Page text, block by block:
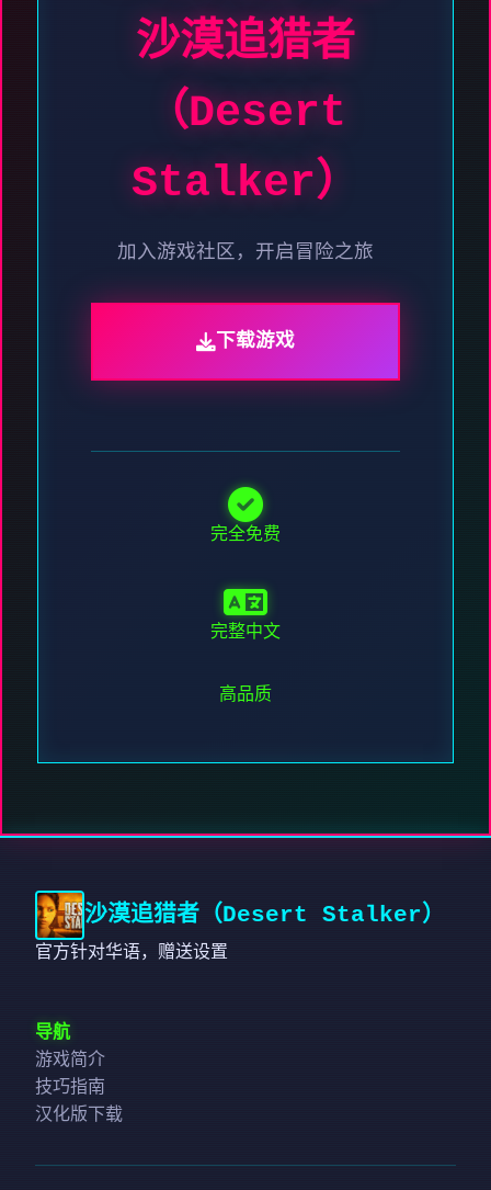
沙漠追猎者
（Desert
Stalker）
加入游戏社区，开启冒险之旅
下载游戏
完全免费
完整中文
高品质
沙漠追猎者（Desert Stalker）
官方针对华语，赠送设置
导航
游戏简介
技巧指南
汉化版下载